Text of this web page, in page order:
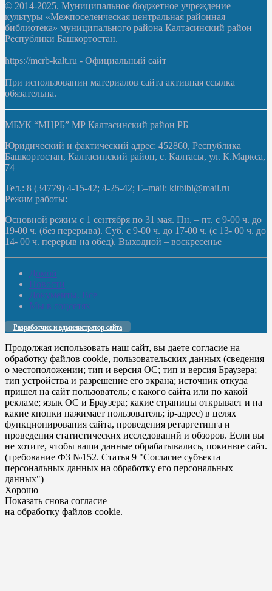
© 2014-2025. Муниципальное бюджетное учреждение
культуры «Межпоселенческая центральная районная
библиотека» муниципального района Калтасинский район
Республики Башкортостан.
https://mcrb-kalt.ru - Официальный сайт
При использовании материалов сайта активная ссылка
обязательна.
МБУК “МЦРБ” МР Калтасинский район РБ
Юридический и фактический адрес: 452860, Республика
Башкортостан, Калтасинский район, с. Калтасы, ул. К.Маркса,
74
Тел.: 8 (34779) 4-15-42; 4-25-42; E–mail: kltbibl@mail.ru
Режим работы:
Основной режим с 1 сентября по 31 мая. Пн. – пт. с 9-00 ч. до
19-00 ч. (без перерыва). Суб. с 9-00 ч. до 17-00 ч. (с 13- 00 ч. до
14- 00 ч. перерыв на обед). Выходной – воскресенье
Домой
Новости
Документы. Все
Мы в соцсетях
Разработчик и администратор сайта
Продолжая использовать наш сайт, вы даете согласие на
обработку файлов cookie, пользовательских данных (сведения
о местоположении; тип и версия ОС; тип и версия Браузера;
тип устройства и разрешение его экрана; источник откуда
пришел на сайт пользователь; с какого сайта или по какой
рекламе; язык ОС и Браузера; какие страницы открывает и на
какие кнопки нажимает пользователь; ip-адрес) в целях
функционирования сайта, проведения ретаргетинга и
проведения статистических исследований и обзоров. Если вы
не хотите, чтобы ваши данные обрабатывались, покиньте сайт.
(требование ФЗ №152. Статья 9 "Согласие субъекта
персональных данных на обработку его персональных
данных")
Хорошо
Показать снова согласие
на обработку файлов cookie.